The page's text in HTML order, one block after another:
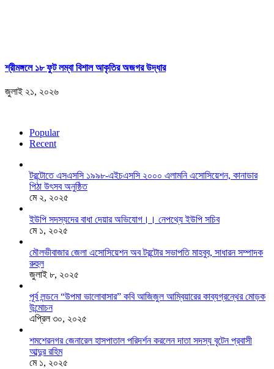
শ্রীমঙ্গলে ১৮ ফুট লম্বা বিশাল আকৃতির অজগর উদ্ধার
জুলাই ২১, ২০২৬
Popular
Recent
টরন্টোতে এসএসসি ১৯৯৮-এইচএসসি ২০০০ এলামনি এসোসিয়েশন, কানাডার
পিঠা উৎসব অনুষ্ঠিত
মে ২, ২০২৫
ইউপি সদস্যদের বাধা দেয়ার অভিযোগ।। নেপথ্যে ইউপি সচিব
মে ১, ২০২৫
মৌলভীবাজার জেলা এসোসিয়েশন অব টরন্টোর সভাপতি মাহবুব, সাধারন সম্পাদক
রুহুল
জুলাই ৮, ২০২৫
পূর্ব লন্ডনে “উপমা ভালোবাসার” কবি আজিজুল আম্বিয়ারের কাব্যগ্রন্থের মোড়ক
উন্মোচন
এপ্রিল ৩০, ২০২৫
শমশেরনগর জেনারেল হাসপাতাল পরিদর্শন করলেন দাতা সদস্য বৃটেন প্রবাসী
আব্দুর রহিম
মে ১, ২০২৫